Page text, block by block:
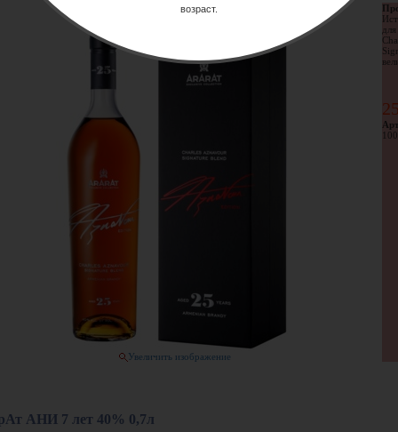
Увеличить изображение
АНИ 7 лет 40% 0,7л
возраст.